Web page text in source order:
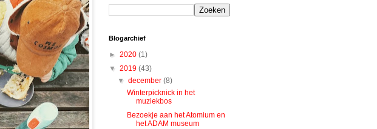
Blogarchief
► 2020 (1)
▼ 2019 (43)
▼december(8)
Winterpicknick in het
muziekbos
Bezoekje aan het Atomium en
het ADAM museum